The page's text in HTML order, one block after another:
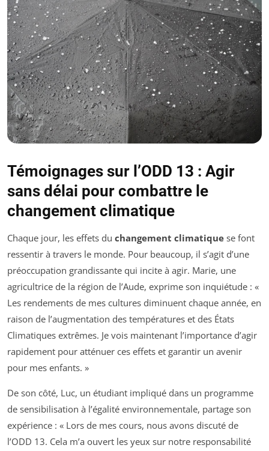
Témoignages sur l’ODD 13 : Agir
sans délai pour combattre le
changement climatique
Chaque jour, les effets du changement climatique se font
ressentir à travers le monde. Pour beaucoup, il s’agit d’une
préoccupation grandissante qui incite à agir. Marie, une
agricultrice de la région de l’Aude, exprime son inquiétude : «
Les rendements de mes cultures diminuent chaque année, en
raison de l’augmentation des températures et des États
Climatiques extrêmes. Je vois maintenant l’importance d’agir
rapidement pour atténuer ces effets et garantir un avenir
pour mes enfants. »
De son côté, Luc, un étudiant impliqué dans un programme
de sensibilisation à l’égalité environnementale, partage son
expérience : « Lors de mes cours, nous avons discuté de
l’ODD 13. Cela m’a ouvert les yeux sur notre responsabilité